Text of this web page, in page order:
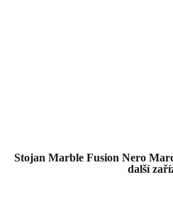
Stojan Marble Fusion Nero
další